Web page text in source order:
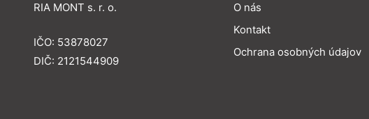
RIA MONT s. r. o.
IČO: 53878027
DIČ: 2121544909
O nás
Kontakt
Ochrana osobných údajov